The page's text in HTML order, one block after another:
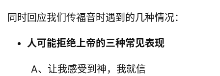
首
同时回应我们传福音时遇到的几种情况：
人可能拒绝上帝的三种常见表现
        A、让我感受到神，我就信